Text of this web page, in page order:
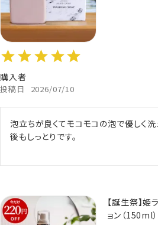
購入者
投稿日 2026/07/10
泡立ちが良くてモコモコの泡で優しく洗
後もしっとりです。
【誕生祭】姫
ョン（150ml）